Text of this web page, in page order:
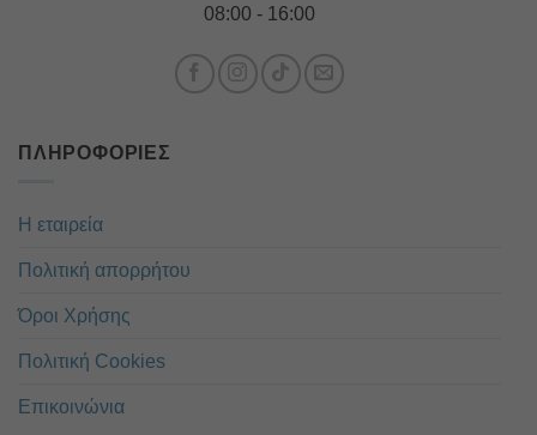
08:00 - 16:00
ΠΛΗΡΟΦΟΡΊΕΣ
Η εταιρεία
Πολιτική απορρήτου
Όροι Χρήσης
Πολιτική Cookies
Επικοινώνια